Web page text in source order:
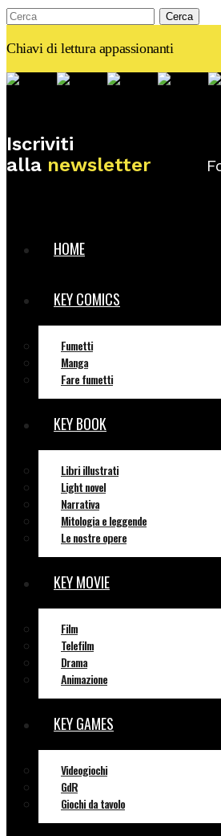
Chiavi di lettura appassionanti
Iscriviti
alla newsletter
HOME
KEY COMICS
Fumetti
Manga
Fare fumetti
KEY BOOK
Libri illustrati
Light novel
Narrativa
Mitologia e leggende
Le nostre opere
KEY MOVIE
Film
Telefilm
Drama
Animazione
KEY GAMES
Videogiochi
GdR
Giochi da tavolo